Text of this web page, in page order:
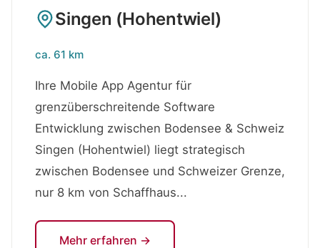
Singen (Hohentwiel)
ca. 61 km
Ihre Mobile App Agentur für
grenzüberschreitende Software
Entwicklung zwischen Bodensee & Schweiz
Singen (Hohentwiel) liegt strategisch
zwischen Bodensee und Schweizer Grenze,
nur 8 km von Schaffhaus...
Mehr erfahren →